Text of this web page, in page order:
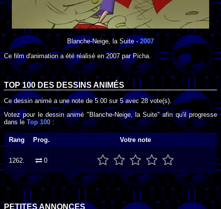
Blanche-Neige, la Suite - 2007
Ce film d'animation a été réalisé en 2007 parPicha
TOP 100 DES DESSINS ANIMÉS
Ce dessin animé a une note de5.00 sur5 avec28vote(s).
Votez pour le dessin animé "Blanche-Neige, la Suite" afin qu'il progresse
dans le Top 100 :
Rang Prog. Votre note
1262. 0
PETITES ANNONCES